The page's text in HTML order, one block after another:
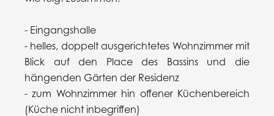
- Eingangshalle
- helles, doppelt ausgerichtetes Wohnzimmer mit
Blick auf den Place des Bassins und die
hängenden Gärten der Residenz
- zum Wohnzimmer hin offener Küchenbereich
(Küche nicht inbegriffen)